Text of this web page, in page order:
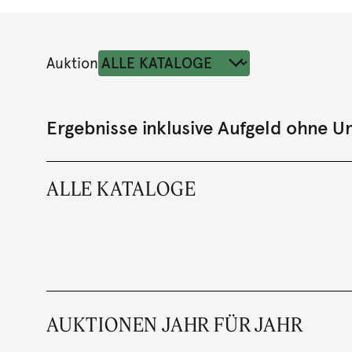
Auktion
Ergebnisse inklusive Aufgeld ohne
ALLE KATALOGE
AUKTIONEN JAHR FÜR JAHR